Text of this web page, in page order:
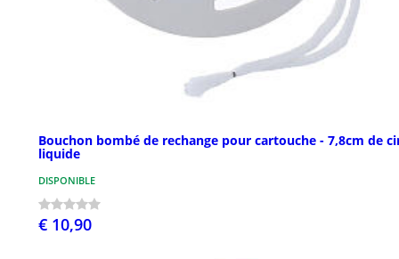
Bouchon bombé de rechange pour cartouche - 7,8cm de
liquide
DISPONIBLE
€ 10,90